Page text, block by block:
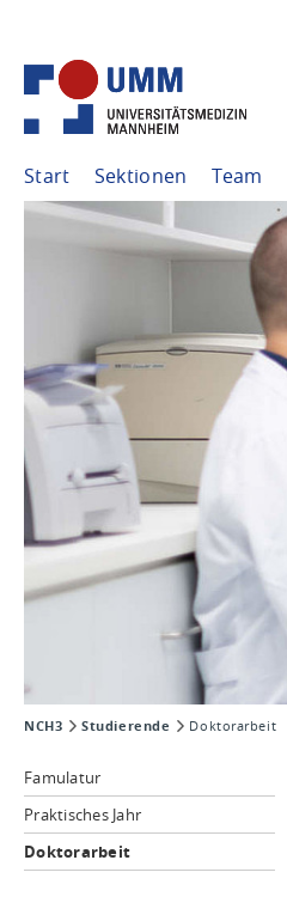
Start Sektionen Team
NCH3 Studierende Doktorarbeit
Famulatur
Praktisches Jahr
Doktorarbeit